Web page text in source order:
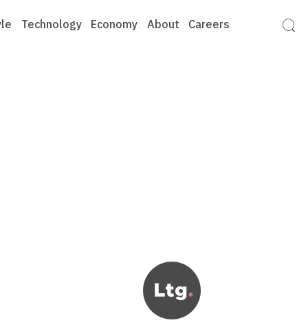
Technology Economy About Careers